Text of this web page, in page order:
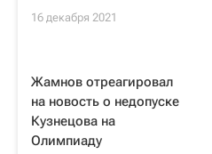
16 декабря 2021
Жамнов отреагировал
на новость о недопуске
Кузнецова на
Олимпиаду